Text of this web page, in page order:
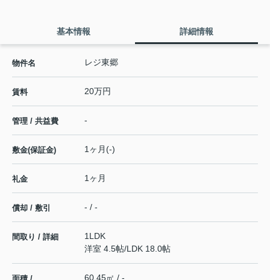
基本情報 詳細情報
物件名 レジ東郷
賃料 20万円
管理 / 共益費 -
敷金(保証金) 1ヶ月(-)
礼金 1ヶ月
償却 / 敷引 - / -
間取り / 詳細
1LDK
洋室 4.5帖/LDK 18.0帖
60.45㎡ / -